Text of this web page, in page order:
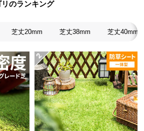
のランキング
芝丈20mm 芝丈38mm 芝丈40mm